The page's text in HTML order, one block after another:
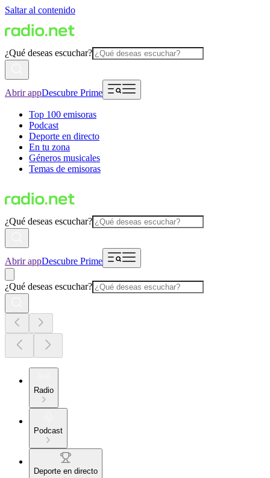
Saltar al contenido
¿Qué deseas escuchar?
Abrir appDescubre Prime
Top 100 emisoras
Podcast
Deporte en directo
En tu zona
Géneros musicales
Temas de emisoras
¿Qué deseas escuchar?
Abrir appDescubre Prime
¿Qué deseas escuchar?
Radio
Podcast
Deporte en directo